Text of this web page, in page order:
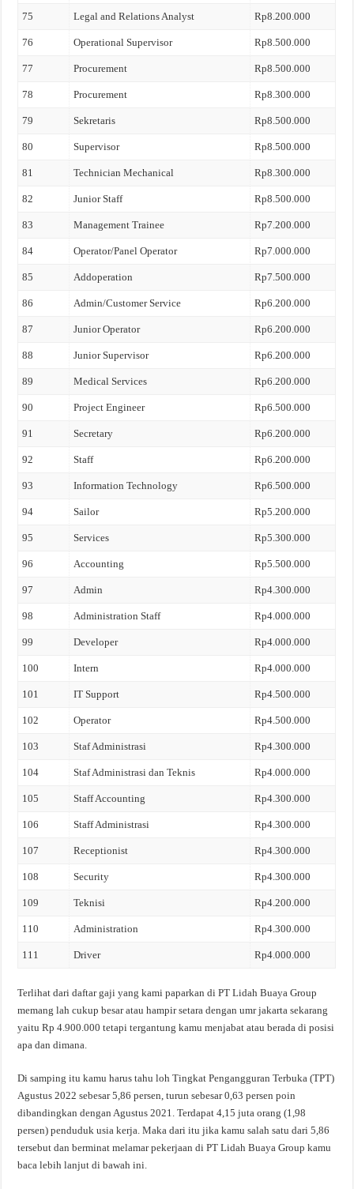
75 Legal and Relations Analyst Rp8.200.000
76 Operational Supervisor Rp8.500.000
77 Procurement Rp8.500.000
78 Procurement Rp8.300.000
79 Sekretaris Rp8.500.000
80 Supervisor Rp8.500.000
81 Technician Mechanical Rp8.300.000
82 Junior Staff Rp8.500.000
83 Management Trainee Rp7.200.000
84 Operator/Panel Operator Rp7.000.000
85 Addoperation Rp7.500.000
86 Admin/Customer Service Rp6.200.000
87 Junior Operator Rp6.200.000
88 Junior Supervisor Rp6.200.000
89 Medical Services Rp6.200.000
90 Project Engineer Rp6.500.000
91 Secretary Rp6.200.000
92 Staff Rp6.200.000
93 Information Technology Rp6.500.000
94 Sailor Rp5.200.000
95 Services Rp5.300.000
96 Accounting Rp5.500.000
97 Admin Rp4.300.000
98 Administration Staff Rp4.000.000
99 Developer Rp4.000.000
100 Intern Rp4.000.000
101 IT Support Rp4.500.000
102 Operator Rp4.500.000
103 Staf Administrasi Rp4.300.000
104 Staf Administrasi dan Teknis Rp4.000.000
105 Staff Accounting Rp4.300.000
106 Staff Administrasi Rp4.300.000
107 Receptionist Rp4.300.000
108 Security Rp4.300.000
109 Teknisi Rp4.200.000
110 Administration Rp4.300.000
111 Driver Rp4.000.000
Terlihat dari daftar gaji yang kami paparkan di PT Lidah Buaya Group
memang lah cukup besar atau hampir setara dengan umr jakarta sekarang
yaitu Rp 4.900.000 tetapi tergantung kamu menjabat atau berada di posisi
apa dan dimana.
Di samping itu kamu harus tahu loh Tingkat Pengangguran Terbuka (TPT)
Agustus 2022 sebesar 5,86 persen, turun sebesar 0,63 persen poin
dibandingkan dengan Agustus 2021. Terdapat 4,15 juta orang (1,98
persen) penduduk usia kerja. Maka dari itu jika kamu salah satu dari 5,86
tersebut dan berminat melamar pekerjaan di PT Lidah Buaya Group kamu
baca lebih lanjut di bawah ini.